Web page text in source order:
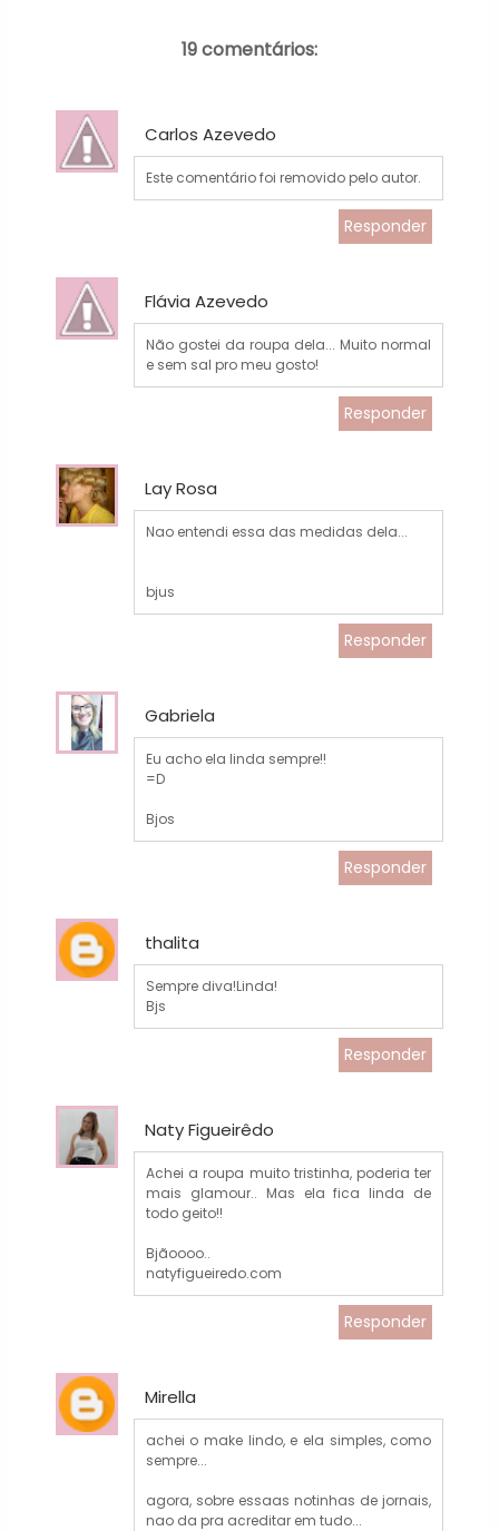
19 comentários:
Carlos Azevedo
Este comentário foi removido pelo autor.
Responder
Flávia Azevedo
Não gostei da roupa dela... Muito normal
e sem sal pro meu gosto!
Responder
Lay Rosa
Nao entendi essa das medidas dela...
bjus
Responder
Gabriela
Eu acho ela linda sempre!!
=D
Bjos
Responder
thalita
Sempre diva!Linda!
Bjs
Responder
Naty Figueirêdo
Achei a roupa muito tristinha, poderia ter
mais glamour.. Mas ela fica linda de
todo geito!!
Bjãoooo..
natyfigueiredo.com
Responder
Mirella
achei o make lindo, e ela simples, como
sempre...
agora, sobre essaas notinhas de jornais,
nao da pra acreditar em tudo...